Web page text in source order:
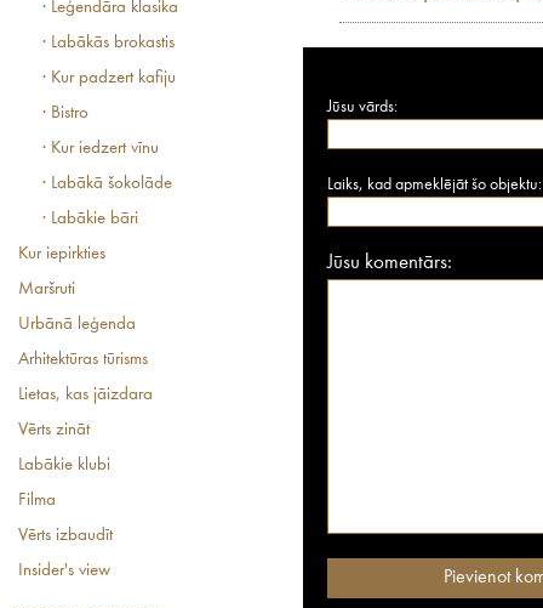
· Leģendāra klasika
· Labākās brokastis
· Kur padzert kafiju
· Bistro
· Kur iedzert vīnu
· Labākā šokolāde
· Labākie bāri
Kur iepirkties
Maršruti
Urbānā leģenda
Arhitektūras tūrisms
Lietas, kas jāizdara
Vērts zināt
Labākie klubi
Filma
Vērts izbaudīt
Insider's view
Jūsu vārds:
Laiks, kad apmeklējāt šo objektu:
Jūsu komentārs: